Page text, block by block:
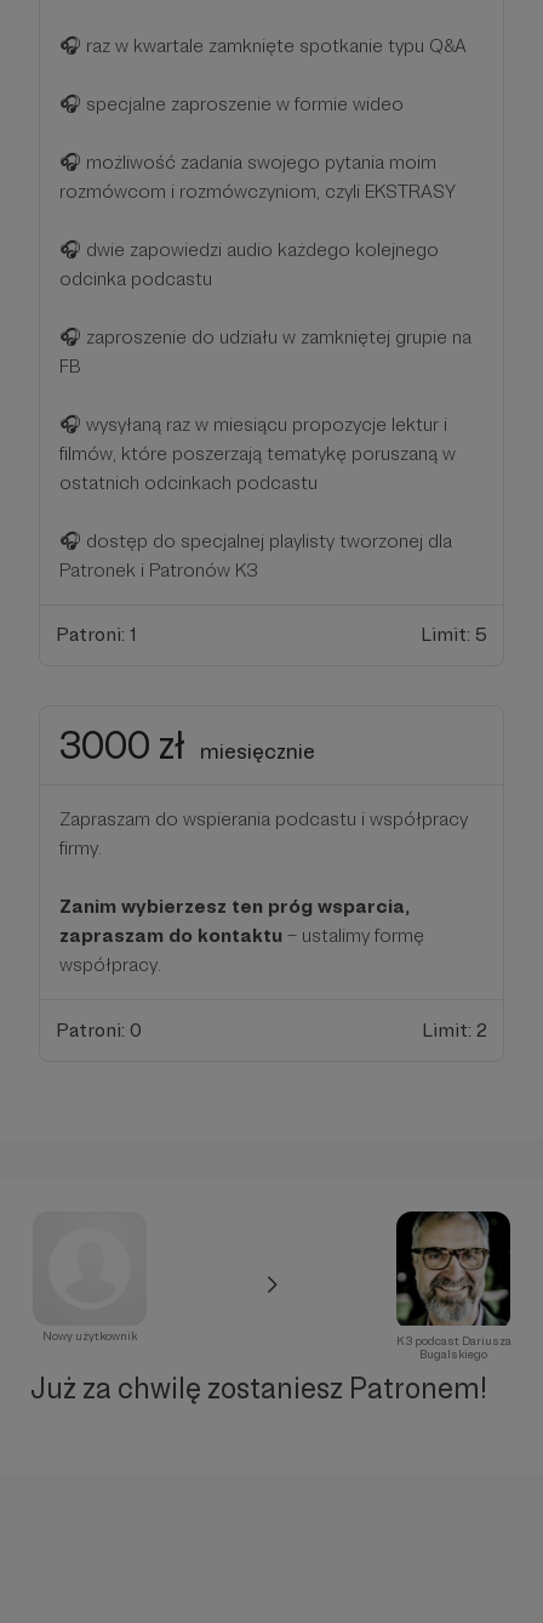
🎧 raz w kwartale zamknięte spotkanie typu Q&A
🎧 specjalne zaproszenie w formie wideo
🎧 możliwość zadania swojego pytania moim
rozmówcom i rozmówczyniom, czyli EKSTRASY
🎧 dwie zapowiedzi audio każdego kolejnego
odcinka podcastu
🎧 zaproszenie do udziału w zamkniętej grupie na
FB
🎧 wysyłaną raz w miesiącu propozycje lektur i
filmów, które poszerzają tematykę poruszaną w
ostatnich odcinkach podcastu
🎧 dostęp do specjalnej playlisty tworzonej dla
Patronek i Patronów K3
Patroni: 1 Limit: 5
3000 zł miesięcznie
Zapraszam do wspierania podcastu i współpracy
firmy.
Zanim wybierzesz ten próg wsparcia,
zapraszam do kontaktu – ustalimy formę
współpracy.
Patroni: 0 Limit: 2
Nowy użytkownik
K3 podcast Dariusza
Bugalskiego
Już za chwilę zostaniesz Patronem!